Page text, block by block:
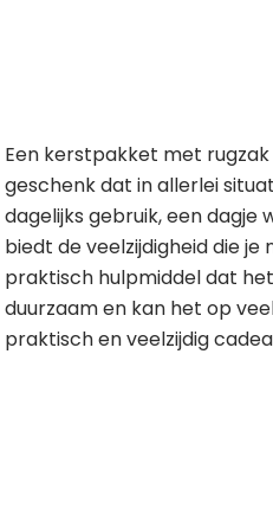
Een kerstpakket met
geschenk dat in allerlei
dagelijks gebruik, een dagje
biedt de veelzijdigheid die je
praktisch hulpmiddel dat
duurzaam en kan het op
praktisch en veelzijdig